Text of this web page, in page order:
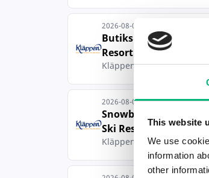
This website
We use
information
other
2026-08-03
Butikspersonal
Resort
Kläppen Ski Resort AB
2026-08-03
Snowboardlärare
Ski Resort
Kläppen Ski Resort AB